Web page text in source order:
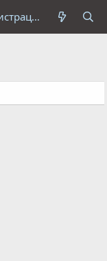
Регистрация